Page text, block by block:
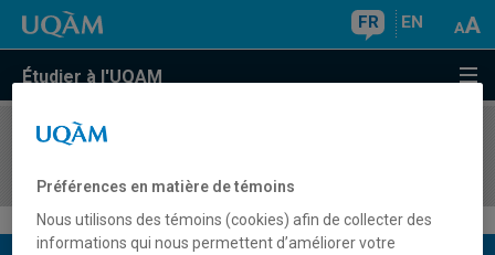
FR EN
Étudier à l'UQAM
COURS//
Préférences en matière de témoins
Nous utilisons des témoins (cookies) afin de collecter des
informations qui nous permettent d’améliorer votre